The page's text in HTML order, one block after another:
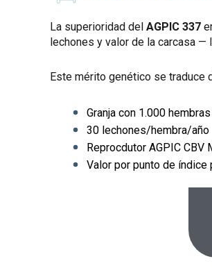
La superioridad del AGPIC 337
lechones y valor de la carcasa
Este mérito genético se traduce
Granja con 1.000
30 lechones/hembra/año
Reprocdutor AGPIC CBV
Valor por punto de índice